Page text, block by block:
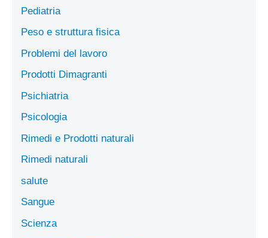
Pediatria
Peso e struttura fisica
Problemi del lavoro
Prodotti Dimagranti
Psichiatria
Psicologia
Rimedi e Prodotti naturali
Rimedi naturali
salute
Sangue
Scienza